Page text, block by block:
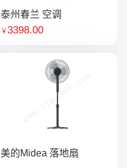
泰州春兰 空调
￥3398.00
美的Midea 落地扇